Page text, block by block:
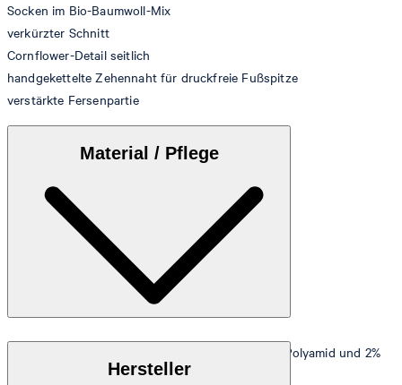
Socken im Bio-Baumwoll-Mix
verkürzter Schnitt
Cornflower-Detail seitlich
handgekettelte Zehennaht für druckfreie Fußspitze
verstärkte Fersenpartie
Material / Pflege
Stretchige Qualität aus 62% Bio-Baumwolle, 36% Polyamid und 2%
Hersteller